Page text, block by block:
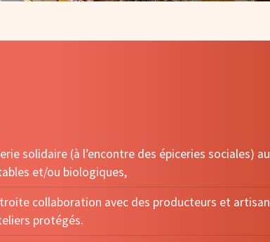
solidaire (à l’encontre des épiceries sociales)
et/ou biologiques,
collaboration avec des producteurs et
protégés.